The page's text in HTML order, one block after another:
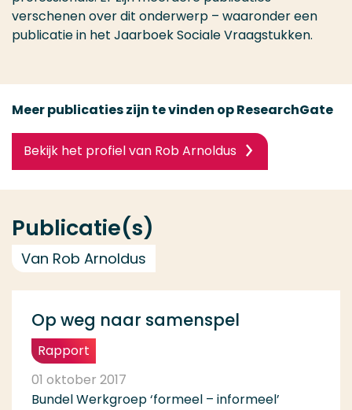
verschenen over dit onderwerp – waaronder een
publicatie in het Jaarboek Sociale Vraagstukken.
Meer publicaties zijn te vinden op ResearchGate
Bekijk het profiel van Rob Arnoldus
Publicatie(s)
Van Rob Arnoldus
Op weg naar samenspel
Rapport
01 oktober 2017
Bundel Werkgroep ‘formeel – informeel’